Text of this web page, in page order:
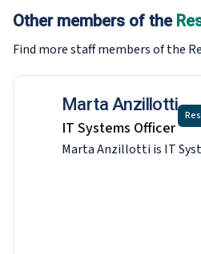
Other members of the
Find more staff members of the
Marta Anzillotti
IT Systems Officer
Marta Anzillotti is IT